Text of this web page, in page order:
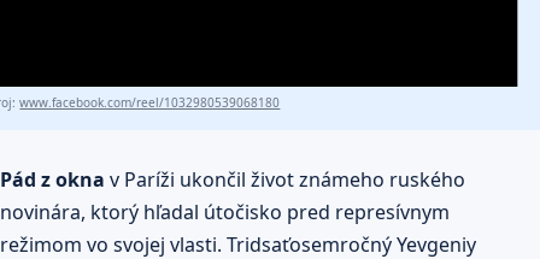
www.facebook.com/reel/1032980539068180
Pád z okna v Paríži ukončil život známeho ruského
novinára, ktorý hľadal útočisko pred represívnym
režimom vo svojej vlasti. Tridsaťosemročný Yevgeniy